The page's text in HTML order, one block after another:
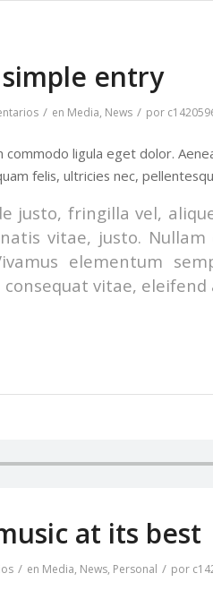
entry
/ en Media, News / por
ligula eget dolor.
felis, ultricies nec,
justo, fringilla vel,
vitae, justo.
elementum
vitae, eleifend
at its best
/ en Media, News, Personal / por